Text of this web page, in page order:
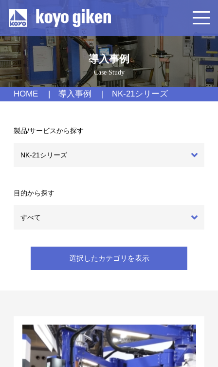
導入事例
Case Study
HOME 導入事例 NK-21シリーズ
製品/サービスから探す
目的から探す
選択したカテゴリを表示